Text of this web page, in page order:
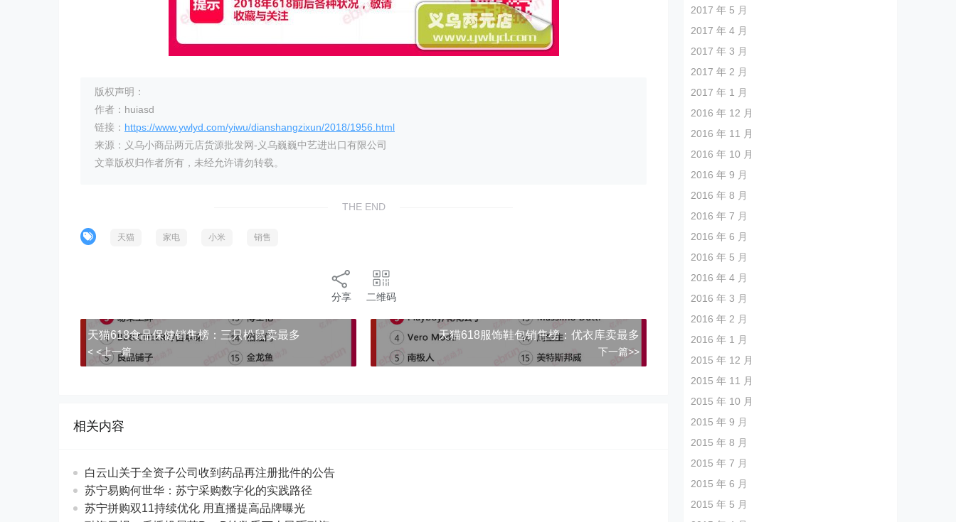
版权声明：
作者：huiasd
链接： https://www.ywlyd.com/yiwu/dianshangzixun/2018/1956.html
来源：义乌小商品两元店货源批发网-义乌巍巍中艺进出口有限公司
文章版权归作者所有，未经允许请勿转载。
THE END
天猫 家电 小米 销售
分享 二维码
天猫618食品保健销售榜：三只松鼠卖最多
< <上一篇
天猫618服饰鞋包销售榜：优衣库卖最多
下一篇>>
相关内容
白云山关于全资子公司收到药品再注册批件的公告
苏宁易购何世华：苏宁采购数字化的实践路径
苏宁拼购双11持续优化 用直播提高品牌曝光
2017 年 5 月
2017 年 4 月
2017 年 3 月
2017 年 2 月
2017 年 1 月
2016 年 12 月
2016 年 11 月
2016 年 10 月
2016 年 9 月
2016 年 8 月
2016 年 7 月
2016 年 6 月
2016 年 5 月
2016 年 4 月
2016 年 3 月
2016 年 2 月
2016 年 1 月
2015 年 12 月
2015 年 11 月
2015 年 10 月
2015 年 9 月
2015 年 8 月
2015 年 7 月
2015 年 6 月
2015 年 5 月